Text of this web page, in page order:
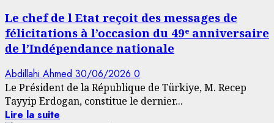
Le chef de l Etat reçoit des messages de
félicitations à l’occasion du 49ᵉ anniversaire
de l’Indépendance nationale
Abdillahi Ahmed 30/06/2026 0
Le Président de la République de Türkiye, M. Recep
Tayyip Erdogan, constitue le dernier...
Lire la suite